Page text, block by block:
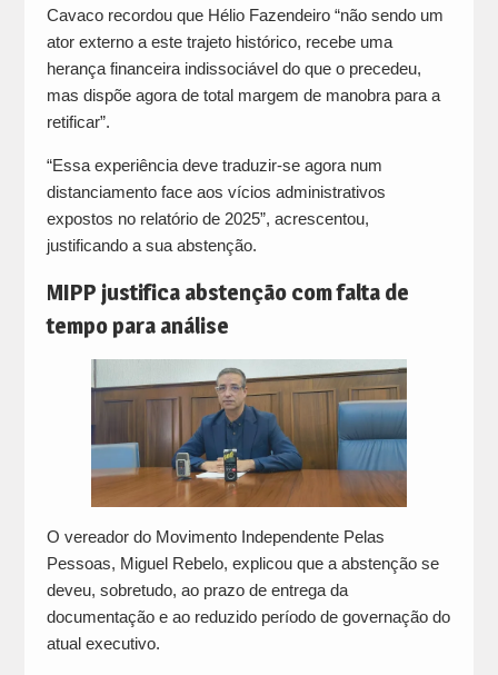
Cavaco recordou que Hélio Fazendeiro “não sendo um
ator externo a este trajeto histórico, recebe uma
herança financeira indissociável do que o precedeu,
mas dispõe agora de total margem de manobra para a
retificar”.
“Essa experiência deve traduzir-se agora num
distanciamento face aos vícios administrativos
expostos no relatório de 2025”, acrescentou,
justificando a sua abstenção.
MIPP justifica abstenção com falta de
tempo para análise
O vereador do Movimento Independente Pelas
Pessoas, Miguel Rebelo, explicou que a abstenção se
deveu, sobretudo, ao prazo de entrega da
documentação e ao reduzido período de governação do
atual executivo.